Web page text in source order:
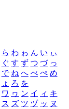
ら わ ゎ ん い ぃ
ぐ す ず つ づ っ
で ね へ べ ぺ め
ょ ろ を
ワ ヮ ン イ ィ キ
ス ズ ツ ヅ ッ ヌ